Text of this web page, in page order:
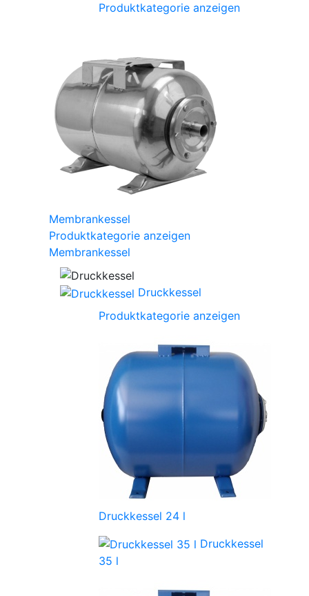
Produktkategorie anzeigen
Membrankessel
Produktkategorie anzeigen
Membrankessel
Druckkessel
Produktkategorie anzeigen
Druckkessel 24 l
Druckkessel
35 l